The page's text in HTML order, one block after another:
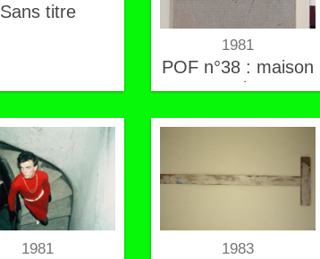
Sans titre
1981
POF n°38 : maison
temporaire ; La
1981 1983